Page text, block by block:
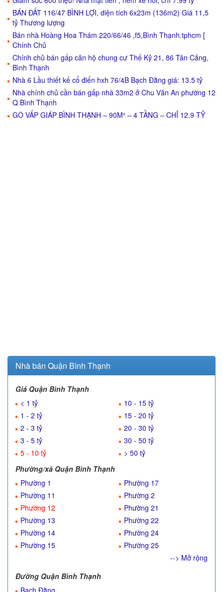
BÁN ĐẤT 116/47 BÌNH LỢI, diện tích 6x23m (136m2) Giá 11,5
tỷ Thương lượng
Bán nhà Hoàng Hoa Thám 220/66/46 ,f5,Bình Thạnh.tphcm [
Chính Chủ
Chính chủ bán gấp căn hộ chung cư Thế Kỷ 21, 86 Tân Cảng,
Bình Thạnh
Nhà 6 Lầu thiết kế cổ điển hxh 76/4B Bạch Đằng giá: 13.5 tỷ
Nhà chính chủ cần bán gấp nhà 33m2 ở Chu Văn An phường 12
Q Bình Thạnh
GÒ VẤP GIÁP BÌNH THẠNH – 90M² – 4 TẦNG – CHỈ 12.9 TỶ
Nhà bán Quận Bình Thạnh
Giá Quận Bình Thạnh
< 1 tỷ
1 - 2 tỷ
2 - 3 tỷ
3 - 5 tỷ
5 - 10 tỷ
10 - 15 tỷ
15 - 20 tỷ
20 - 30 tỷ
30 - 50 tỷ
> 50 tỷ
Phường/xã Quận Bình Thạnh
Phường 1
Phường 11
Phường 12
Phường 13
Phường 14
Phường 15
Phường 17
Phường 2
Phường 21
Phường 22
Phường 24
Phường 25
--> Mở rộng
Đường Quận Bình Thạnh
Bạch Đằng